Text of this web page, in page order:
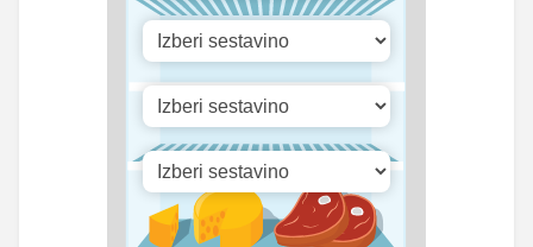
0 mg
0 mg
3.42 mg
6.38 mg
0.67 mg 1.25 mg